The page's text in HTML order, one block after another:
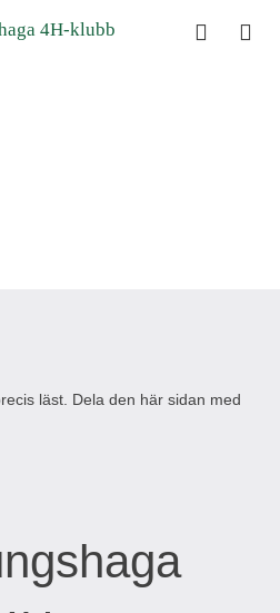
4H-klubb
läst. Dela den här sidan med